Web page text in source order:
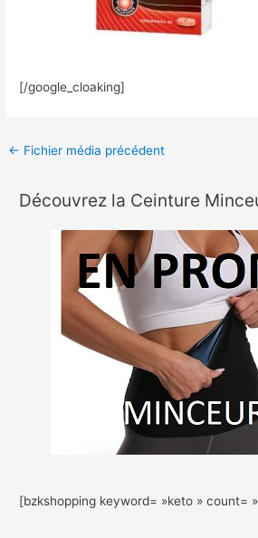
[/google_cloaking]
← Fichier média précédent
Découvrez la Ceinture
[bzkshopping keyword= »keto » count=